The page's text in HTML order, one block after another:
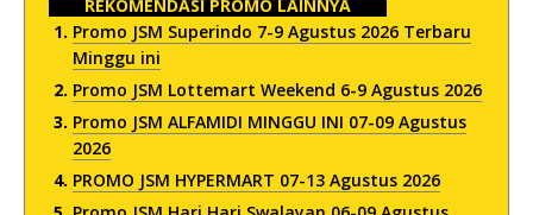
REKOMENDASI PROMO LAINNYA
Promo JSM Superindo 7-9 Agustus 2026 Terbaru
Minggu ini
Promo JSM Lottemart Weekend 6-9 Agustus 2026
Promo JSM ALFAMIDI MINGGU INI 07-09 Agustus
2026
PROMO JSM HYPERMART 07-13 Agustus 2026